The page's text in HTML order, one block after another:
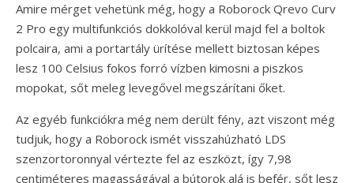
Amire mérget vehetünk még, hogy a Roborock Qrevo Curv
2 Pro egy multifunkciós dokkolóval kerül majd fel a boltok
polcaira, ami a portartály ürítése mellett biztosan képes
lesz 100 Celsius fokos forró vízben kimosni a piszkos
mopokat, sőt meleg levegővel megszárítani őket.
Az egyéb funkciókra még nem derült fény, azt viszont még
tudjuk, hogy a Roborock ismét visszahúzható LDS
szenzortoronnyal vértezte fel az eszközt, így 7,98
centiméteres magasságával a bútorok alá is befér, sőt lesz